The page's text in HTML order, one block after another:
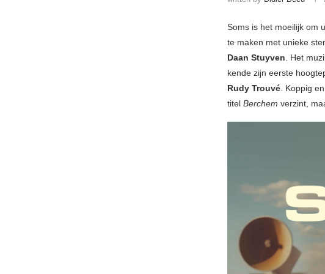
Soms is het moeilijk om
te maken met unieke
Daan Stuyven. Het
kende zijn eerste
Rudy Trouvé. Koppig
titel Berchem verzint,